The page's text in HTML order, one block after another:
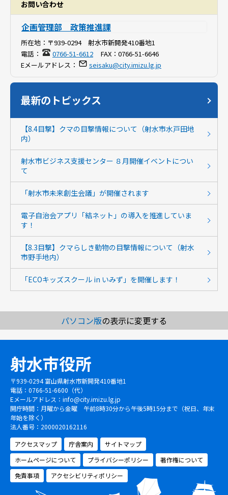
お問い合わせ
企画管理部 政策推進課
所在地： 〒939-0294 射水市新開発410番地1
電話：
0766-51-6612 FAX： 0766-51-6646
Eメールアドレス：
seisaku@city.imizu.lg.jp
最新のトピックス
【8.4目撃】クマの目撃情報について（射水市水戸田地
内）
射水市ビジネス支援センター ８月開催イベントについ
て
「射水市未来創生会議」が開催されます
電子自治会アプリ「結ネット」の導入を推進していま
す！
【8.3目撃】クマらしき動物の目撃情報について（射水
市野手地内）
「ECOキッズスクール in いみず」を開催します！
パソコン版の表示に変更する
射水市役所
〒939-0294 富山県射水市新開発410番地1
電話：0766-51-6600（代）
Eメールアドレス： info@city.imizu.lg.jp
開庁時間：月曜から金曜 午前8時30分から午後5時15分まで（祝日、年末
年始を除く）
法人番号：2000020162116
アクセスマップ
庁舎案内
サイトマップ
ホームページについて
プライバシーポリシー
著作権について
免責事項
アクセシビリティポリシー